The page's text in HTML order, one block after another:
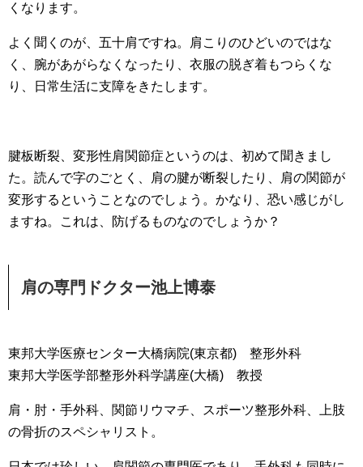
くなります。
よく聞くのが、五十肩ですね。肩こりのひどいのではな
く、腕があがらなくなったり、衣服の脱ぎ着もつらくな
り、日常生活に支障をきたします。
腱板断裂、変形性肩関節症というのは、初めて聞きまし
た。読んで字のごとく、肩の腱が断裂したり、肩の関節が
変形するということなのでしょう。かなり、恐い感じがし
ますね。これは、防げるものなのでしょうか？
肩の専門ドクター池上博泰
東邦大学医療センター大橋病院(東京都) 整形外科
東邦大学医学部整形外科学講座(大橋) 教授
肩・肘・手外科、関節リウマチ、スポーツ整形外科、上肢
の骨折のスペシャリスト。